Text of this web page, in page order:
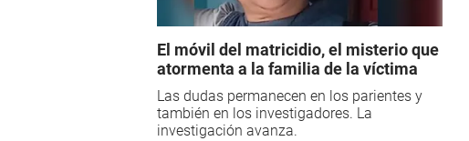
El móvil del matricidio, el misterio que
atormenta a la familia de la víctima
Las dudas permanecen en los parientes y
también en los investigadores. La
investigación avanza.